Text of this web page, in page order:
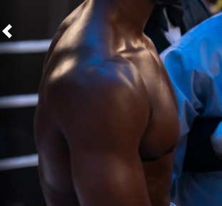
Previous